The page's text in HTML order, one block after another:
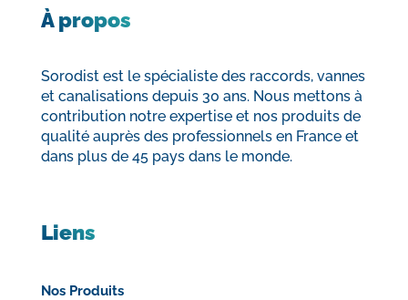
À propos
Sorodist est le spécialiste des raccords, vannes
et canalisations depuis 30 ans. Nous mettons à
contribution notre expertise et nos produits de
qualité auprès des professionnels en France et
dans plus de 45 pays dans le monde.
Liens
Nos Produits